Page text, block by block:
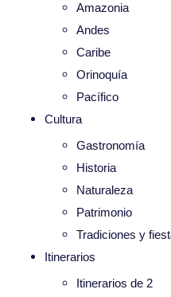
Amazonia
Andes
Caribe
Orinoquía
Pacífico
Cultura
Gastronomía
Historia
Naturaleza
Patrimonio
Tradiciones y
Itinerarios
Itinerarios de 2